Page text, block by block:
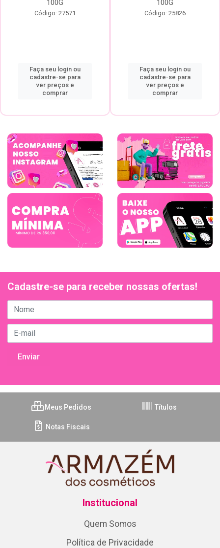
100G
Código: 27571
Faça seu login ou
cadastre-se para
ver preços e
comprar
100G
Código: 25826
Faça seu login ou
cadastre-se para
ver preços e
comprar
Cadastre-se para receber nossas ofertas!
Meus Pedidos Títulos
Notas Fiscais
Institucional
Quem Somos
Política de Privacidade